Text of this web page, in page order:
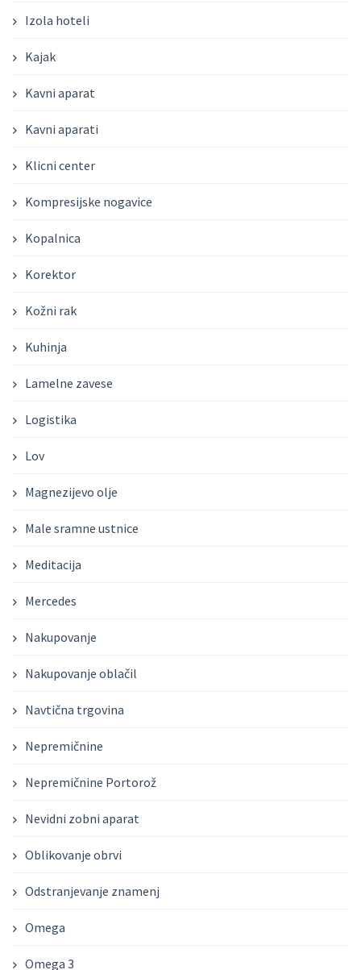
Izola hoteli
Kajak
Kavni aparat
Kavni aparati
Klicni center
Kompresijske nogavice
Kopalnica
Korektor
Kožni rak
Kuhinja
Lamelne zavese
Logistika
Lov
Magnezijevo olje
Male sramne ustnice
Meditacija
Mercedes
Nakupovanje
Nakupovanje oblačil
Navtična trgovina
Nepremičnine
Nepremičnine Portorož
Nevidni zobni aparat
Oblikovanje obrvi
Odstranjevanje znamenj
Omega
Omega 3